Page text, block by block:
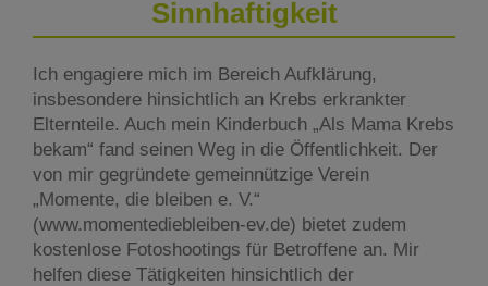
Sinnhaftigkeit
Ich engagiere mich im Bereich Aufklärung,
insbesondere hinsichtlich an Krebs erkrankter
Elternteile. Auch mein Kinderbuch „Als Mama Krebs
bekam“ fand seinen Weg in die Öffentlichkeit. Der
von mir gegründete gemeinnützige Verein
„Momente, die bleiben e. V.“
(www.momentediebleiben-ev.de) bietet zudem
kostenlose Fotoshootings für Betroffene an. Mir
helfen diese Tätigkeiten hinsichtlich der